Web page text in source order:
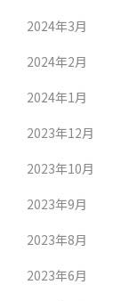
2024年3月
2024年2月
2024年1月
2023年12月
2023年10月
2023年9月
2023年8月
2023年6月